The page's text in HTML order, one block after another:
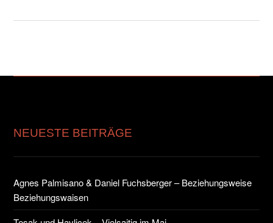
NEUESTE BEITRÄGE
Agnes Palmisano & Daniel Fuchsberger – Beziehungsweise
Beziehungswaisen